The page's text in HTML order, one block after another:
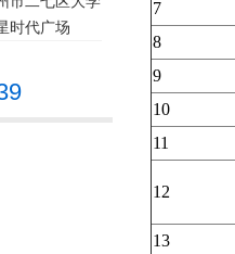
时代广场
7
8
9
10
11
12
13